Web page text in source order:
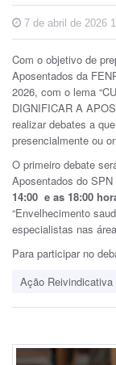
7 de abril de 2026
Com o objetivo de
Aposentados da
2026, com o lema
DIGNIFICAR A
realizar debates a
presencialmente ou
O primeiro debate
Aposentados do
14:00 e as 18:00
“Envelhecimento
especialistas nas
Para participar no
Ação Reivindicativa